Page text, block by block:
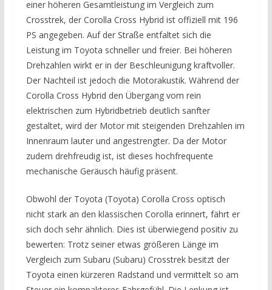
einer höheren Gesamtleistung im Vergleich zum
Crosstrek, der Corolla Cross Hybrid ist offiziell mit 196
PS angegeben. Auf der Straße entfaltet sich die
Leistung im Toyota schneller und freier. Bei höheren
Drehzahlen wirkt er in der Beschleunigung kraftvoller.
Der Nachteil ist jedoch die Motorakustik. Während der
Corolla Cross Hybrid den Übergang vom rein
elektrischen zum Hybridbetrieb deutlich sanfter
gestaltet, wird der Motor mit steigenden Drehzahlen im
Innenraum lauter und angestrengter. Da der Motor
zudem drehfreudig ist, ist dieses hochfrequente
mechanische Geräusch häufig präsent.
Obwohl der Toyota (Toyota) Corolla Cross optisch
nicht stark an den klassischen Corolla erinnert, fährt er
sich doch sehr ähnlich. Dies ist überwiegend positiv zu
bewerten: Trotz seiner etwas größeren Länge im
Vergleich zum Subaru (Subaru) Crosstrek besitzt der
Toyota einen kürzeren Radstand und vermittelt so am